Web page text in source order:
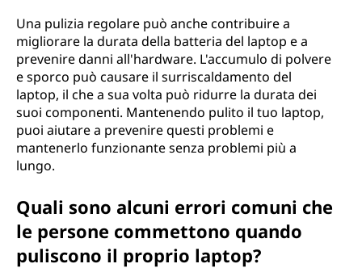
Una pulizia regolare può anche contribuire a
migliorare la durata della batteria del laptop e a
prevenire danni all'hardware. L'accumulo di polvere
e sporco può causare il surriscaldamento del
laptop, il che a sua volta può ridurre la durata dei
suoi componenti. Mantenendo pulito il tuo laptop,
puoi aiutare a prevenire questi problemi e
mantenerlo funzionante senza problemi più a
lungo.
Quali sono alcuni errori comuni che
le persone commettono quando
puliscono il proprio laptop?